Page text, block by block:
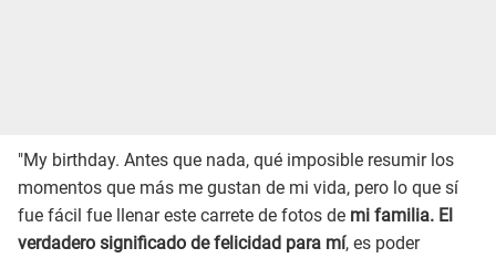
"My birthday. Antes que nada, qué imposible resumir los
momentos que más me gustan de mi vida, pero lo que sí
fue fácil fue llenar este carrete de fotos de mi familia. El
verdadero significado de felicidad para mí, es poder